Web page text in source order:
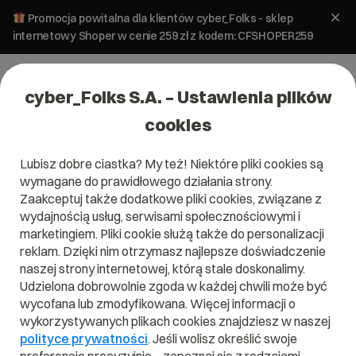
Promocja powitalna dla klientów cyber_Folks - sklep
internetowy Shoper w cenie 259 zł z kodem: CFSHOPER259
Czym jest PaaS?
Przeczytaj czym jestPaaSw naszym słowniku.
Pomoże Ci to lepiej zrozumieć, czym dokładnie jestPaaS
cyber_Folks S.A. – Ustawienia plików
cookies
Lubisz dobre ciastka? My też! Niektóre pliki cookies są
wymagane do prawidłowego działania strony.
Zaakceptuj także dodatkowe pliki cookies, związane z
wydajnością usług, serwisami społecznościowymi i
marketingiem. Pliki cookie służą także do personalizacji
reklam. Dzięki nim otrzymasz najlepsze doświadczenie
naszej strony internetowej, którą stale doskonalimy.
Udzielona dobrowolnie zgoda w każdej chwili może być
wycofana lub zmodyfikowana. Więcej informacji o
wykorzystywanych plikach cookies znajdziesz w naszej
polityce prywatności. Jeśli wolisz określić swoje